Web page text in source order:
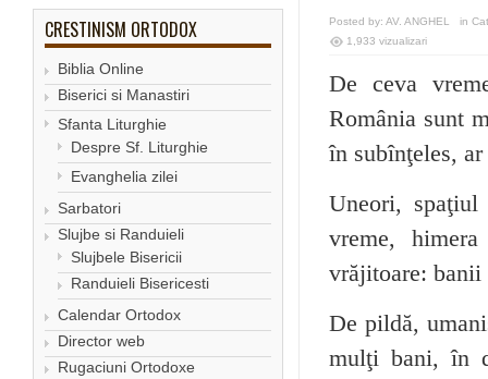
Posted by: AV. ANGHEL in
1,933 vizualizari
De ceva
România sunt
în subînţeles,
Uneori, spaţiul
vreme,
vrăjitoare:
De pildă,
mulţi bani, în
CRESTINISM ORTODOX
Biblia Online
Biserici si Manastiri
Sfanta Liturghie
Despre Sf. Liturghie
Evanghelia zilei
Sarbatori
Slujbe si Randuieli
Slujbele Bisericii
Randuieli Bisericesti
Calendar Ortodox
Director web
Rugaciuni Ortodoxe